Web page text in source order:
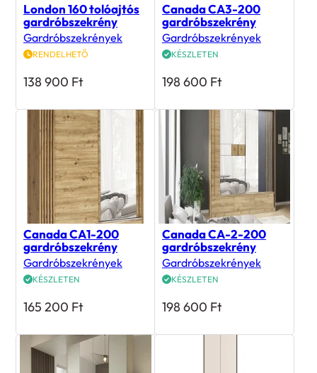
London 160 tolóajtós
gardróbszekrény
Gardróbszekrények
RENDELHETŐ
138 900 Ft
Canada CA3-200
gardróbszekrény
Gardróbszekrények
KÉSZLETEN
198 600 Ft
Canada CA1-200
gardróbszekrény
Gardróbszekrények
KÉSZLETEN
165 200 Ft
Canada CA-2-200
gardróbszekrény
Gardróbszekrények
KÉSZLETEN
198 600 Ft